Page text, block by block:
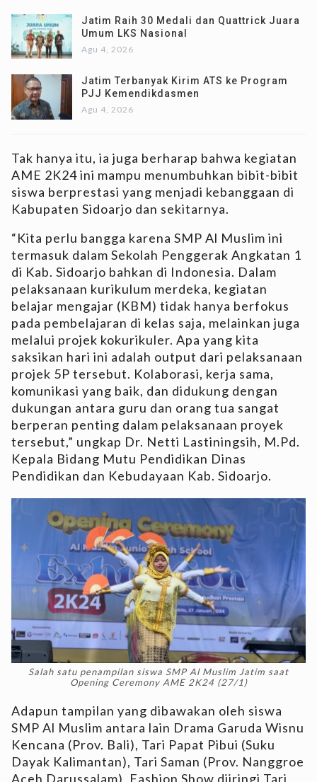
Jatim Raih 30 Medali dan Quattrick Juara
Umum LKS Nasional
Agu 4, 2026
Jatim Terbanyak Kirim ATS ke Program
PJJ Kemendikdasmen
Agu 4, 2026
Tak hanya itu, ia juga berharap bahwa kegiatan
AME 2K24 ini mampu menumbuhkan bibit-bibit
siswa berprestasi yang menjadi kebanggaan di
Kabupaten Sidoarjo dan sekitarnya.
“Kita perlu bangga karena SMP Al Muslim ini
termasuk dalam Sekolah Penggerak Angkatan 1
di Kab. Sidoarjo bahkan di Indonesia. Dalam
pelaksanaan kurikulum merdeka, kegiatan
belajar mengajar (KBM) tidak hanya berfokus
pada pembelajaran di kelas saja, melainkan juga
melalui projek kokurikuler. Apa yang kita
saksikan hari ini adalah output dari pelaksanaan
projek 5P tersebut. Kolaborasi, kerja sama,
komunikasi yang baik, dan didukung dengan
dukungan antara guru dan orang tua sangat
berperan penting dalam pelaksanaan proyek
tersebut,” ungkap Dr. Netti Lastiningsih, M.Pd.
Kepala Bidang Mutu Pendidikan Dinas
Pendidikan dan Kebudayaan Kab. Sidoarjo.
Salah satu penampilan siswa SMP Al Muslim Jatim saat
Opening Ceremony AME 2K24 (27/1)
Adapun tampilan yang dibawakan oleh siswa
SMP Al Muslim antara lain Drama Garuda Wisnu
Kencana (Prov. Bali), Tari Papat Pibui (Suku
Dayak Kalimantan), Tari Saman (Prov. Nanggroe
Aceh Darussalam), Fashion Show diiringi Tari